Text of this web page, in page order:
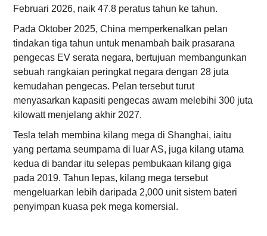
Februari 2026, naik 47.8 peratus tahun ke tahun.
Pada Oktober 2025, China memperkenalkan pelan
tindakan tiga tahun untuk menambah baik prasarana
pengecas EV serata negara, bertujuan membangunkan
sebuah rangkaian peringkat negara dengan 28 juta
kemudahan pengecas. Pelan tersebut turut
menyasarkan kapasiti pengecas awam melebihi 300 juta
kilowatt menjelang akhir 2027.
Tesla telah membina kilang mega di Shanghai, iaitu
yang pertama seumpama di luar AS, juga kilang utama
kedua di bandar itu selepas pembukaan kilang giga
pada 2019. Tahun lepas, kilang mega tersebut
mengeluarkan lebih daripada 2,000 unit sistem bateri
penyimpan kuasa pek mega komersial.